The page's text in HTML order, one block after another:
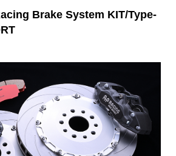
Brake System KIT/Type-